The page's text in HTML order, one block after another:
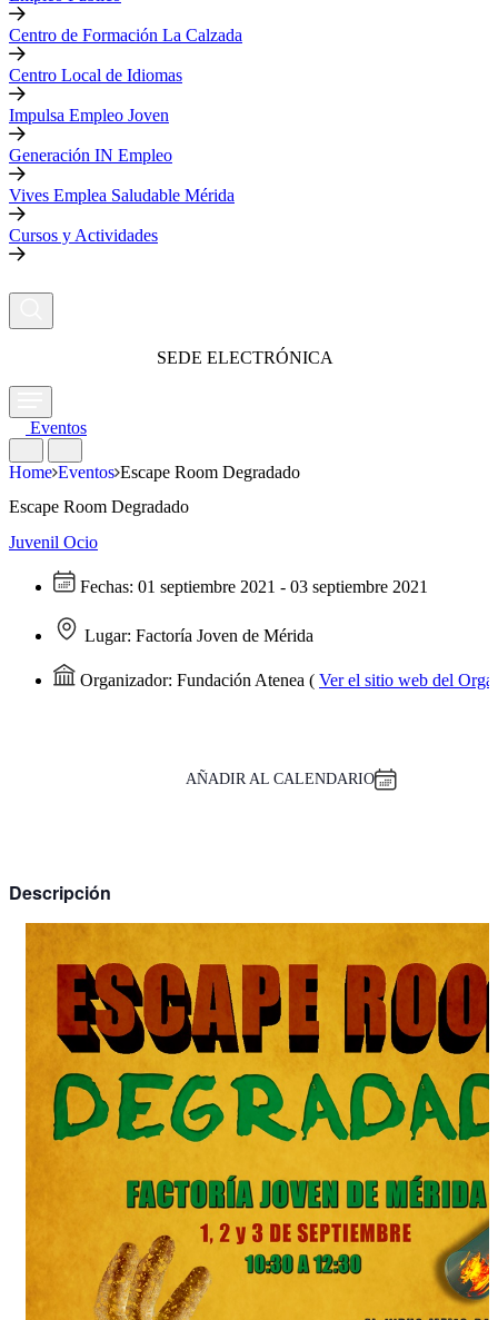
Centro de Formación La Calzada
Centro Local de Idiomas
Impulsa Empleo Joven
Generación IN Empleo
Vives Emplea Saludable Mérida
Cursos y Actividades
SEDE ELECTRÓNICA
Eventos
Home Eventos Escape Room Degradado
Escape Room Degradado
Juvenil Ocio
Fechas: 01 septiembre 2021 - 03 septiembre 2021
Lugar: Factoría Joven de Mérida
Organizador: Fundación Atenea ( Ver el sitio web del
AÑADIR AL CALENDARIO
Descripción